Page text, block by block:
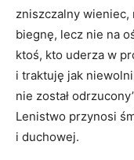
zniszczalny wieniec,
biegnę, lecz nie na
ktoś, kto uderza w
i traktuję jak
nie został
Lenistwo przynosi
i duchowej.